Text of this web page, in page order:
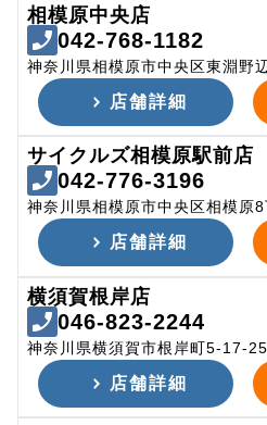
相模原中央店
042-768-1182
神奈川県相模原市中央区東淵野
店舗詳細
サイクルズ相模原駅前店
042-776-3196
神奈川県相模原市中央区相模原
店舗詳細
横須賀根岸店
046-823-2244
神奈川県横須賀市根岸町5-17-25
店舗詳細